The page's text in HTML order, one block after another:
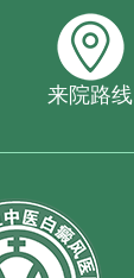
来院路线